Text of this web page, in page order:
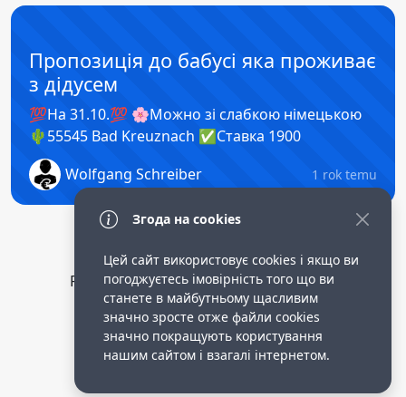
Пропозиція до бабусі яка проживає
з дідусем
💯На 31.10.💯 🌸Можно зі слабкою німецькою
🌵55545 Bad Kreuznach ✅️Ставка 1900
Wolfgang Schreiber
1 rok temu
Privacy Policy
public terms of service
Робота опікункою в німеччині.
Згода на cookies
Цей сайт використовує cookies і якщо ви
погоджуєтесь імовірність того що ви
станете в майбутньому щасливим
значно зросте отже файли cookies
значно покращують користування
нашим сайтом і взагалі інтернетом.